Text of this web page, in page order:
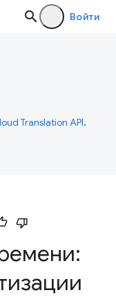
Войти
Translation API.